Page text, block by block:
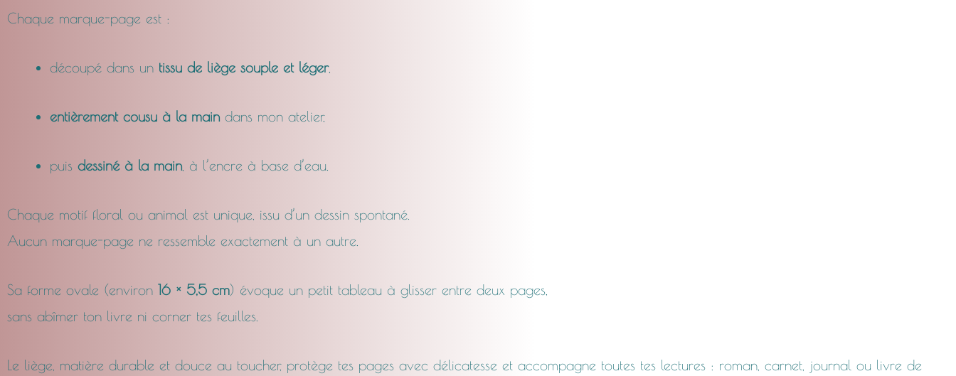
Chaque marque-page est :
découpé dans un tissu de liège souple et léger,
entièrement cousu à la main dans mon atelier,
puis dessiné à la main , à l’encre à base d’eau.
Chaque motif floral ou animal est unique, issu d’un dessin spontané.
Aucun marque-page ne ressemble exactement à un autre.
Sa forme ovale (environ 16 × 5,5 cm) évoque un petit tableau à glisser entre deux pages,
sans abîmer ton livre ni corner tes feuilles.
Le liège, matière durable et douce au toucher, protège tes pages avec délicatesse et accompagne toutes tes lectures : roman, carnet, journal ou livre de